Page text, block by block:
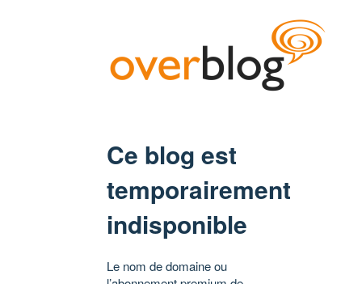
Ce blog est
temporairement
indisponible
Le nom de domaine ou